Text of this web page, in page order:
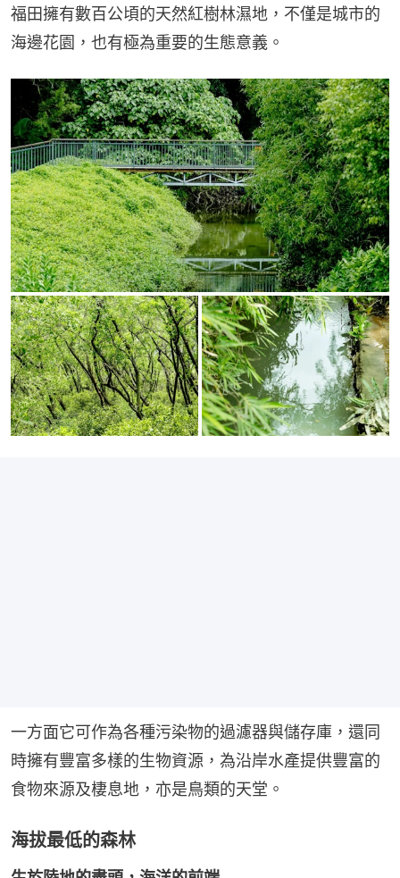
福田擁有數百公頃的天然紅樹林濕地，不僅是城市的
海邊花園，也有極為重要的生態意義。
一方面它可作為各種污染物的過濾器與儲存庫，還同
時擁有豐富多樣的生物資源，為沿岸水產提供豐富的
食物來源及棲息地，亦是鳥類的天堂。
海拔最低的森林